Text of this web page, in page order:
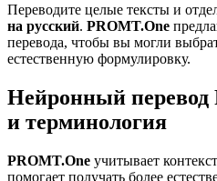
Переводите целые тексты и
на русский. PROMT.One
перевода, чтобы вы могли
естественную формулировку.
Нейронный перевод
и терминология
PROMT.One учитывает
помогает получать более